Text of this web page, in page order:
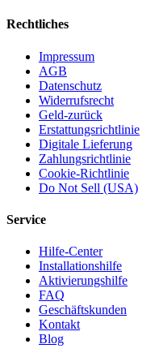
Rechtliches
Impressum
AGB
Datenschutz
Widerrufsrecht
Geld-zurück
Erstattungsrichtlinie
Digitale Lieferung
Zahlungsrichtlinie
Cookie-Richtlinie
Do Not Sell (USA)
Service
Hilfe-Center
Installationshilfe
Aktivierungshilfe
FAQ
Geschäftskunden
Kontakt
Blog